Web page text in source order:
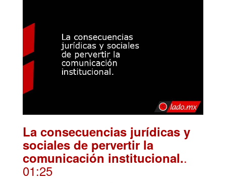
La consecuencias jurídicas y
sociales de pervertir la
comunicación institucional..
01:25